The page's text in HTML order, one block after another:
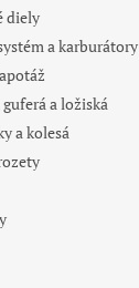
diely
a karburátory
guferá a ložiská
a kolesá